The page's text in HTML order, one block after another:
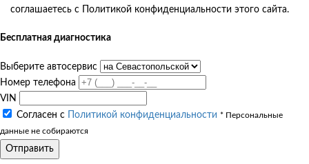
соглашаетесь с Политикой конфиденциальности этого сайта.
Бесплатная диагностика
Выберите автосервис
Номер телефона
VIN
Согласен с
Политикой конфиденциальности * Персональные
данные не собираются
Отправить